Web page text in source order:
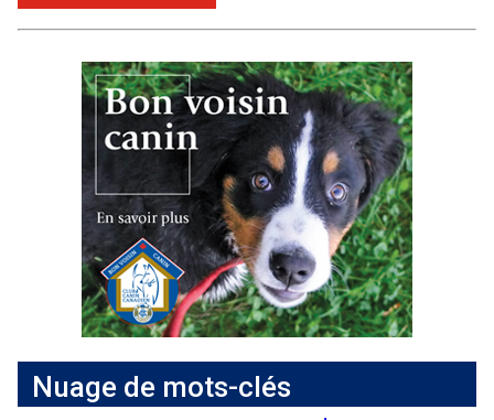
Nuage de mots-clés